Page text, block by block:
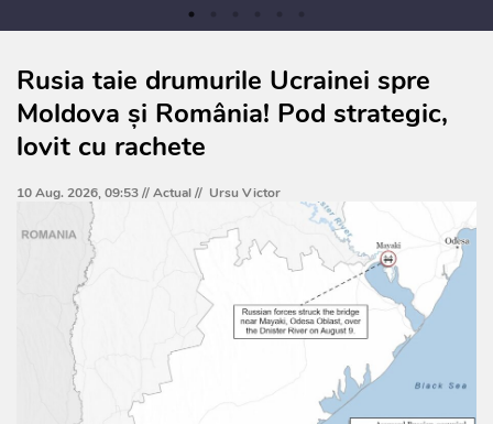
Rusia taie drumurile Ucrainei spre
Moldova și România! Pod strategic,
lovit cu rachete
10 Aug. 2026, 09:53 //Actual// Ursu Victor